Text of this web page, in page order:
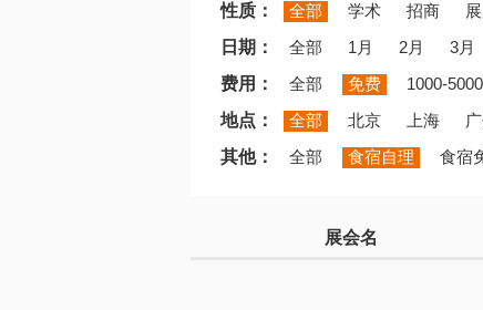
性质：
全部 学术 招商
日期：
全部 1月 2月 3月
费用：
全部 免费 1000-5000
地点：
全部 北京 上海
其他：
全部 食宿自理 食宿
展会名